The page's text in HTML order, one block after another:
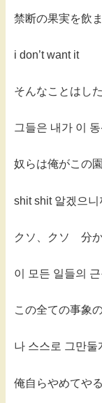
禁断の果実を飲
i don’t want it
そんなことはし
그들은 내가 이
奴らは俺がこの
shit shit 알겠으니
クソ、クソ 分
이 모든 일들의
この全ての事象
나 스스로 그만둘
俺自らやめてや